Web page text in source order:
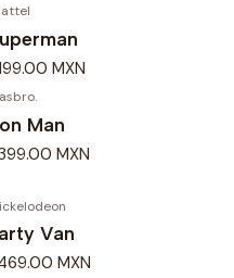
MXN
Man
MXN
Van
MXN